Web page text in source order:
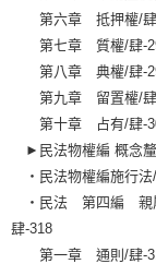
第六章 抵押權/肆
第七章 質權/肆-
第八章 典權/肆-
第九章 留置權/肆
第十章 占有/肆-
►民法物權編 概念釐
‧民法物權編施行法
‧民法 第四編 親屬
肆-318
第一章 通則/肆-